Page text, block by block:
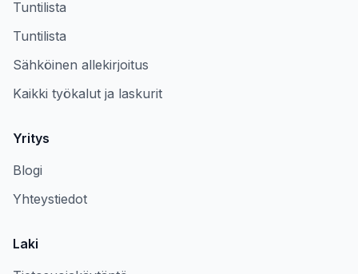
Tuntilista
Tuntilista
Sähköinen allekirjoitus
Kaikki työkalut ja laskurit
Yritys
Blogi
Yhteystiedot
Laki